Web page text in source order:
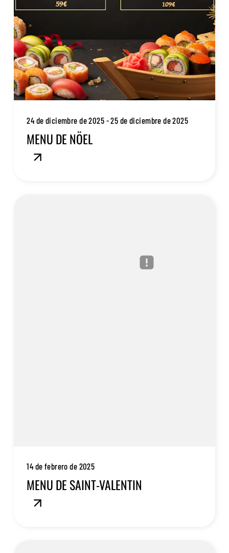
24 de diciembre de 2025 - 25 de diciembre de 2025
MENU DE NÖEL
14 de febrero de 2025
MENU DE SAINT-VALENTIN